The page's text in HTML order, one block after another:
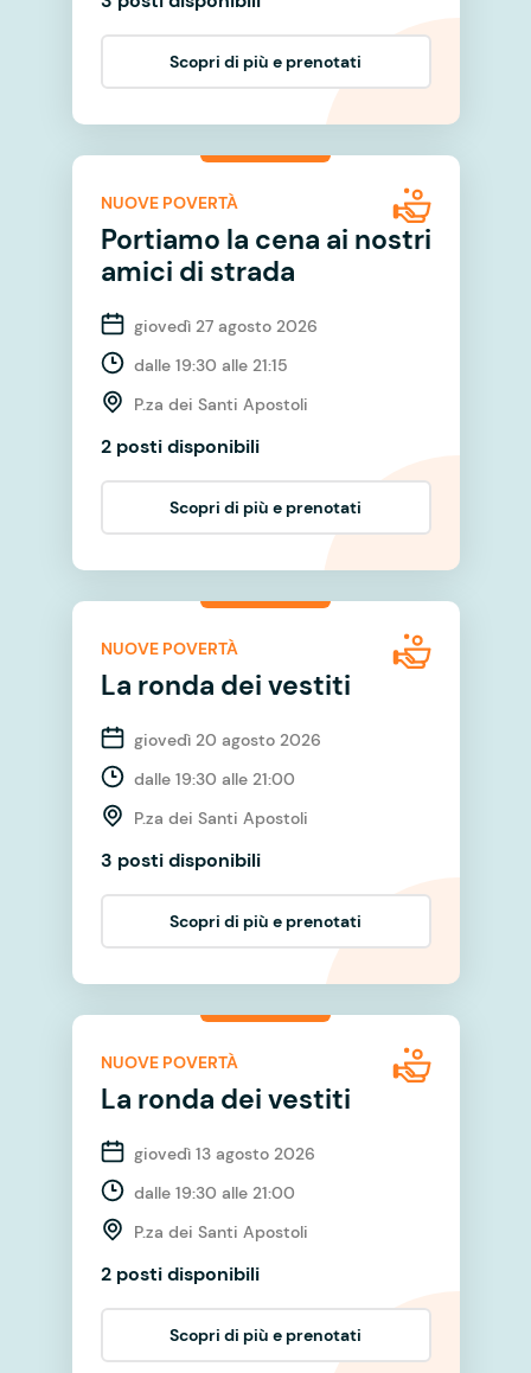
Scopri di più e prenotati
NUOVE POVERTÀ
Portiamo la cena ai nostri
amici di strada
giovedì 27 agosto 2026
dalle 19:30 alle 21:15
P.za dei Santi Apostoli
2 posti disponibili
Scopri di più e prenotati
NUOVE POVERTÀ
La ronda dei vestiti
giovedì 20 agosto 2026
dalle 19:30 alle 21:00
P.za dei Santi Apostoli
3 posti disponibili
Scopri di più e prenotati
NUOVE POVERTÀ
La ronda dei vestiti
giovedì 13 agosto 2026
dalle 19:30 alle 21:00
P.za dei Santi Apostoli
2 posti disponibili
Scopri di più e prenotati